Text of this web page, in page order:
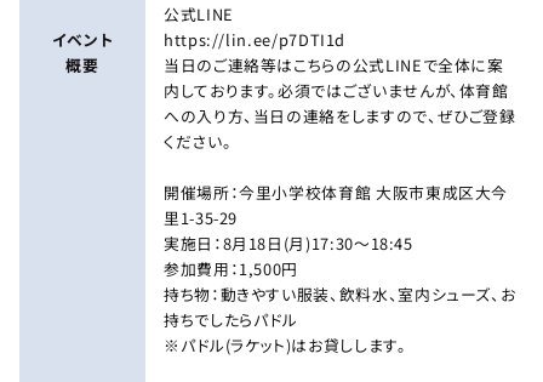
イベント
概要
公式LINE
https://lin.ee/p7DTI1d
当日のご連絡等はこちらの公式LINEで全体に案
内しております。必須ではございませんが、体育館
への入り方、当日の連絡をしますので、ぜひご登録
ください。
開催場所：今里小学校体育館 大阪市東成区大今
里1-35-29
実施日：8月18日(月)17:30〜18:45
参加費用：1,500円
持ち物：動きやすい服装、飲料水、室内シューズ、お
持ちでしたらパドル
※パドル(ラケット)はお貸しします。